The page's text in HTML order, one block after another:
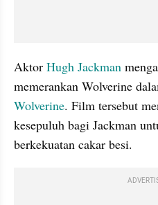
Aktor Hugh Jackman
memerankan Wolverine
Wolverine. Film tersebut
kesepuluh bagi Jackman
berkekuatan cakar besi.